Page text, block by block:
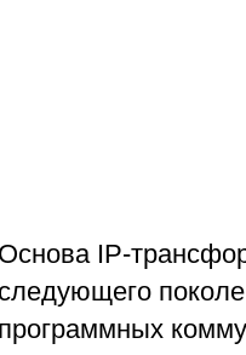
Основа IP-
следующего
программных